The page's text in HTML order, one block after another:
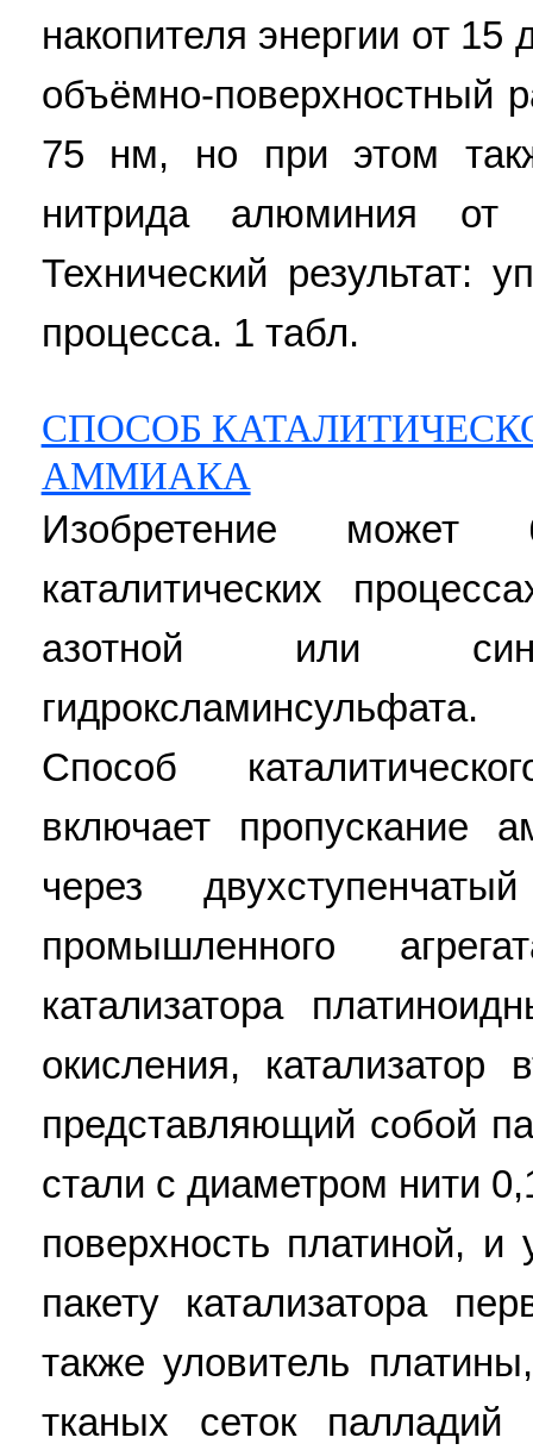
накопителя энергии от
объёмно-поверхностный
75 нм, но при этом
нитрида алюминия
Технический результат:
процесса. 1 табл.
СПОСОБ
АММИАКА
Изобретение может
каталитических
азотной или
гидроксламинсульфата.
Способ
включает пропускание
через
промышленного
катализатора
окисления, катализатор
представляющий собой
стали с диаметром нити
поверхность платиной,
пакету катализатора
также уловитель
тканых сеток палладий